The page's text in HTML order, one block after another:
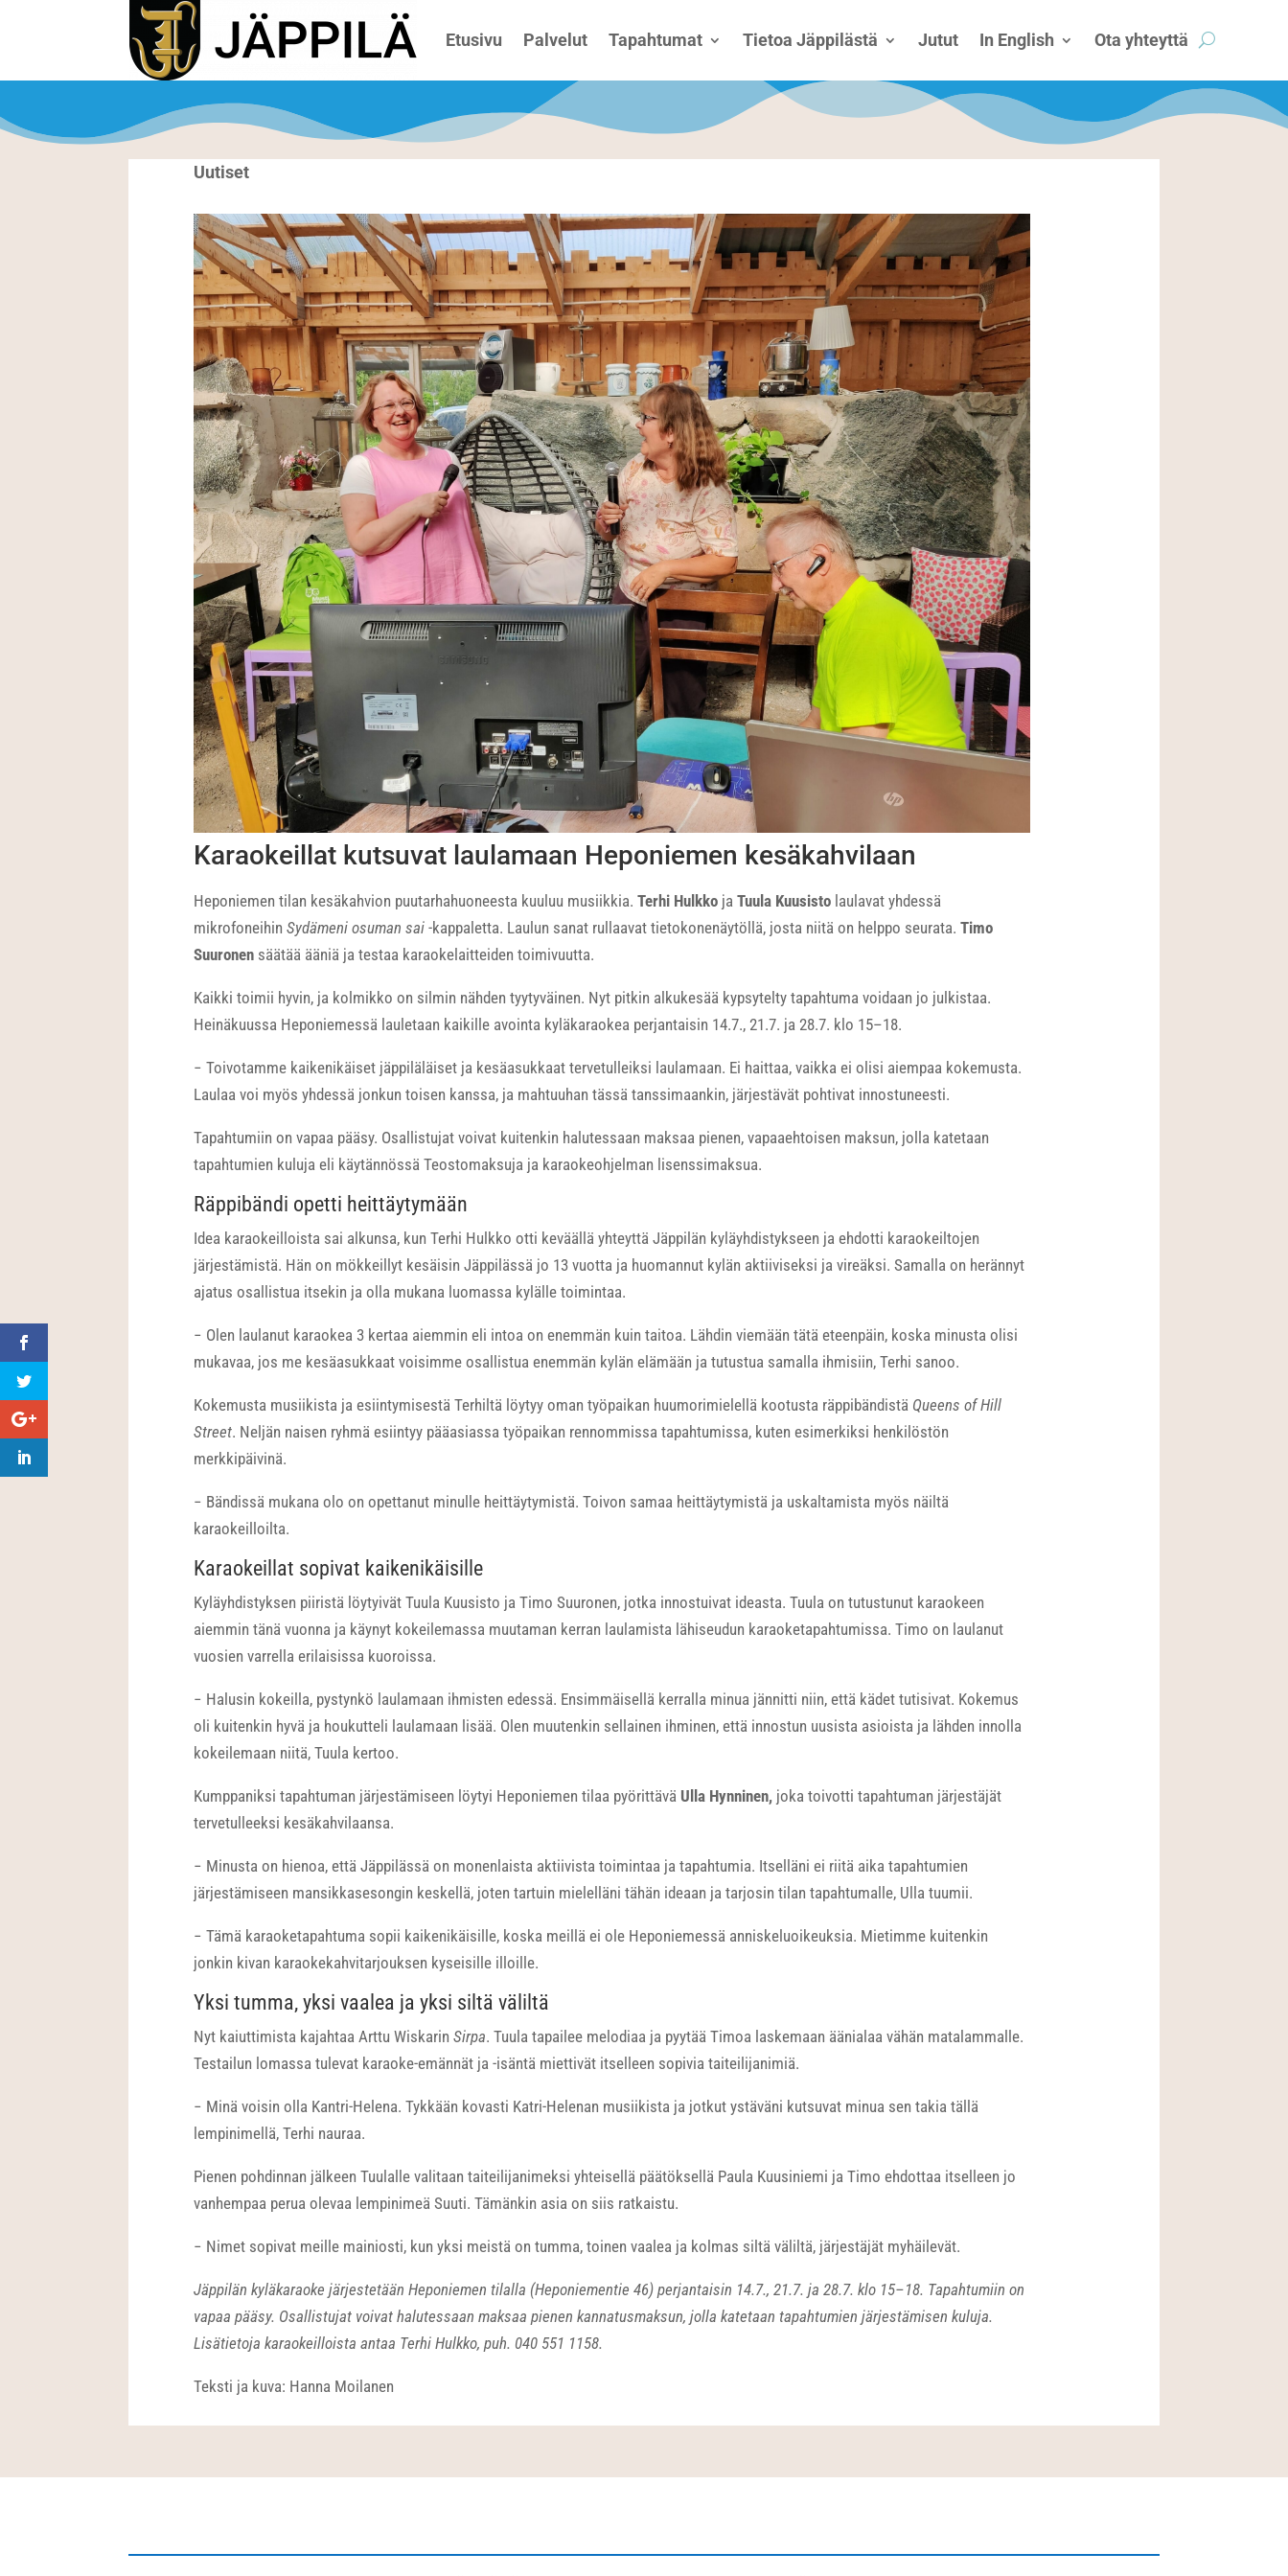
Etusivu Palvelut Tapahtumat Tietoa Jäppilästä Jutut In English Ota yhteyttä
Uutiset
Karaokeillat kutsuvat laulamaan Heponiemen kesäkahvilaan
Heponiemen tilan kesäkahvion puutarhahuoneesta kuuluu musiikkia. Terhi Hulkkoja Tuula Kuusistolaulavat yhdessä
mikrofoneihin Sydämeni osuman sai-kappaletta. Laulun sanat rullaavat tietokonenäytöllä, josta niitä on helppo seurata. Timo
Suuronensäätää ääniä ja testaa karaokelaitteiden toimivuutta.
Kaikki toimii hyvin, ja kolmikko on silmin nähden tyytyväinen. Nyt pitkin alkukesää kypsytelty tapahtuma voidaan jo julkistaa.
Heinäkuussa Heponiemessä lauletaan kaikille avointa kyläkaraokea perjantaisin 14.7., 21.7. ja 28.7. klo 15–18.
− Toivotamme kaikenikäiset jäppiläläiset ja kesäasukkaat tervetulleiksi laulamaan. Ei haittaa, vaikka ei olisi aiempaa kokemusta.
Laulaa voi myös yhdessä jonkun toisen kanssa, ja mahtuuhan tässä tanssimaankin, järjestävät pohtivat innostuneesti.
Tapahtumiin on vapaa pääsy. Osallistujat voivat kuitenkin halutessaan maksaa pienen, vapaaehtoisen maksun, jolla katetaan
tapahtumien kuluja eli käytännössä Teostomaksuja ja karaokeohjelman lisenssimaksua.
Räppibändi opetti heittäytymään
Idea karaokeilloista sai alkunsa, kun Terhi Hulkko otti keväällä yhteyttä Jäppilän kyläyhdistykseen ja ehdotti karaokeiltojen
järjestämistä. Hän on mökkeillyt kesäisin Jäppilässä jo 13 vuotta ja huomannut kylän aktiiviseksi ja vireäksi. Samalla on herännyt
ajatus osallistua itsekin ja olla mukana luomassa kylälle toimintaa.
− Olen laulanut karaokea 3 kertaa aiemmin eli intoa on enemmän kuin taitoa. Lähdin viemään tätä eteenpäin, koska minusta olisi
mukavaa, jos me kesäasukkaat voisimme osallistua enemmän kylän elämään ja tutustua samalla ihmisiin, Terhi sanoo.
Kokemusta musiikista ja esiintymisestä Terhiltä löytyy oman työpaikan huumorimielellä kootusta räppibändistä Queens of Hill
Street. Neljän naisen ryhmä esiintyy pääasiassa työpaikan rennommissa tapahtumissa, kuten esimerkiksi henkilöstön
merkkipäivinä.
− Bändissä mukana olo on opettanut minulle heittäytymistä. Toivon samaa heittäytymistä ja uskaltamista myös näiltä
karaokeilloilta.
Karaokeillat sopivat kaikenikäisille
Kyläyhdistyksen piiristä löytyivät Tuula Kuusisto ja Timo Suuronen, jotka innostuivat ideasta. Tuula on tutustunut karaokeen
aiemmin tänä vuonna ja käynyt kokeilemassa muutaman kerran laulamista lähiseudun karaoketapahtumissa. Timo on laulanut
vuosien varrella erilaisissa kuoroissa.
− Halusin kokeilla, pystynkö laulamaan ihmisten edessä. Ensimmäisellä kerralla minua jännitti niin, että kädet tutisivat. Kokemus
oli kuitenkin hyvä ja houkutteli laulamaan lisää. Olen muutenkin sellainen ihminen, että innostun uusista asioista ja lähden innolla
kokeilemaan niitä, Tuula kertoo.
Kumppaniksi tapahtuman järjestämiseen löytyi Heponiemen tilaa pyörittävä Ulla Hynninen, joka toivotti tapahtuman järjestäjät
tervetulleeksi kesäkahvilaansa.
− Minusta on hienoa, että Jäppilässä on monenlaista aktiivista toimintaa ja tapahtumia. Itselläni ei riitä aika tapahtumien
järjestämiseen mansikkasesongin keskellä, joten tartuin mielelläni tähän ideaan ja tarjosin tilan tapahtumalle, Ulla tuumii.
− Tämä karaoketapahtuma sopii kaikenikäisille, koska meillä ei ole Heponiemessä anniskeluoikeuksia. Mietimme kuitenkin
jonkin kivan karaokekahvitarjouksen kyseisille illoille.
Yksi tumma, yksi vaalea ja yksi siltä väliltä
Nyt kaiuttimista kajahtaa Arttu Wiskarin Sirpa. Tuula tapailee melodiaa ja pyytää Timoa laskemaan äänialaa vähän matalammalle.
Testailun lomassa tulevat karaoke-emännät ja -isäntä miettivät itselleen sopivia taiteilijanimiä.
− Minä voisin olla Kantri-Helena. Tykkään kovasti Katri-Helenan musiikista ja jotkut ystäväni kutsuvat minua sen takia tällä
lempinimellä, Terhi nauraa.
Pienen pohdinnan jälkeen Tuulalle valitaan taiteilijanimeksi yhteisellä päätöksellä Paula Kuusiniemi ja Timo ehdottaa itselleen jo
vanhempaa perua olevaa lempinimeä Suuti. Tämänkin asia on siis ratkaistu.
− Nimet sopivat meille mainiosti, kun yksi meistä on tumma, toinen vaalea ja kolmas siltä väliltä, järjestäjät myhäilevät.
Jäppilän kyläkaraoke järjestetään Heponiemen tilalla (Heponiementie 46) perjantaisin 14.7., 21.7. ja 28.7. klo 15–18. Tapahtumiin on
vapaa pääsy. Osallistujat voivat halutessaan maksaa pienen kannatusmaksun, jolla katetaan tapahtumien järjestämisen kuluja.
Lisätietoja karaokeilloista antaa Terhi Hulkko, puh. 040 551 1158.
Teksti ja kuva: Hanna Moilanen